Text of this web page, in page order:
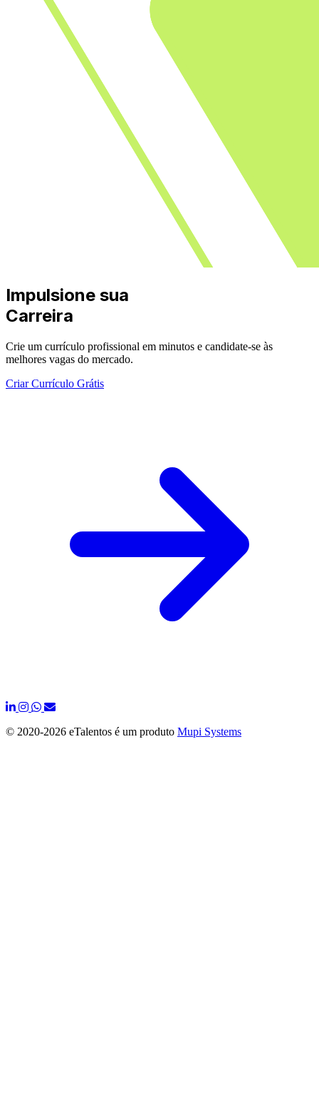
Impulsione sua
Carreira
Crie um currículo profissional em minutos e candidate-se às
melhores vagas do mercado.
Criar Currículo Grátis
© 2020-2026 eTalentos é um produto Mupi Systems